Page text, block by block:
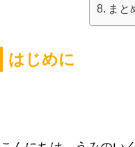
まと
はじめに